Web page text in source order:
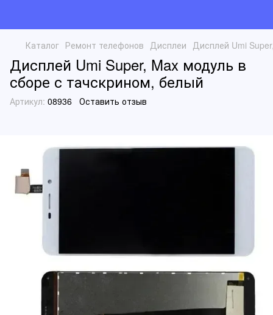
Каталог Ремонт телефонов Дисплеи Дисплей Umi
Дисплей Umi Super, Max модуль в
сборе с тачскрином, белый
Артикул: 08936 Оставить отзыв